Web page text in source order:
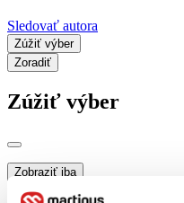
Sledovať autora
Zúžiť výber
Zoradiť
Zúžiť výber
Zobraziť iba
novinky (0 titulov)